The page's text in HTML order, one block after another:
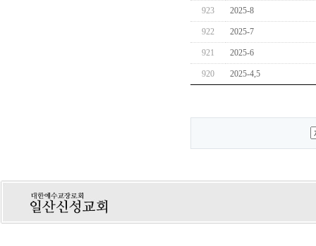
923 2025-8
922 2025-7
921 2025-6
920 2025-4,5